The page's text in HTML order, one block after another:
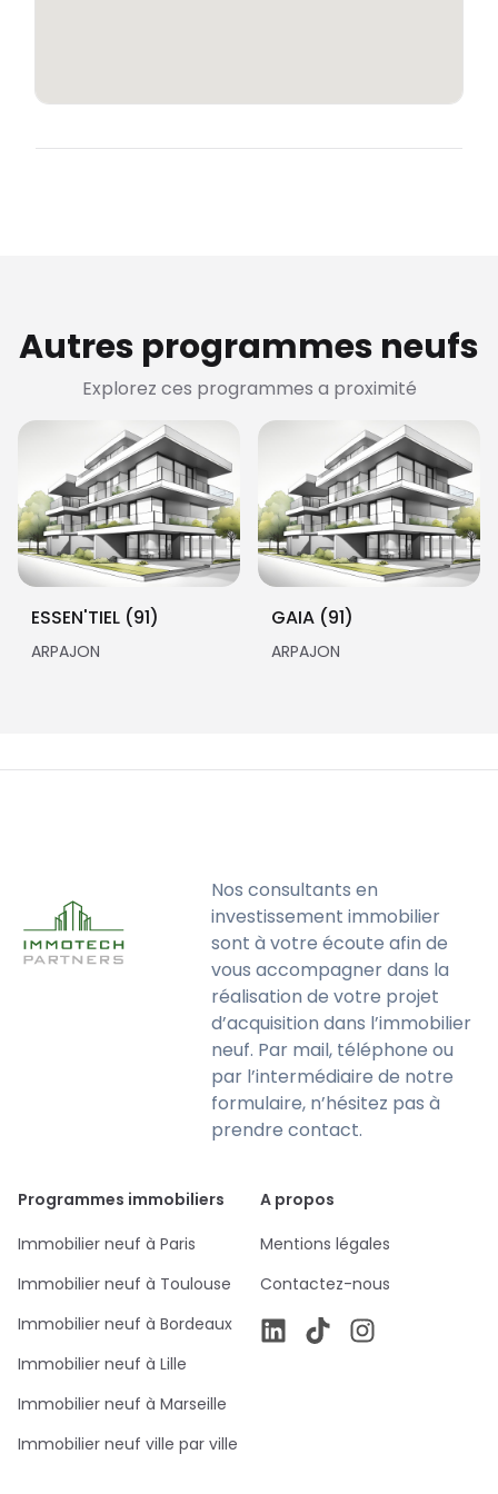
Autres programmes neufs
Explorez ces programmes a proximité
ESSEN'TIEL (91)
ARPAJON
GAIA (91)
ARPAJON
Nos consultants en
investissement immobilier
sont à votre écoute afin de
vous accompagner dans la
réalisation de votre projet
d’acquisition dans l’immobilier
neuf. Par mail, téléphone ou
par l’intermédiaire de notre
formulaire, n’hésitez pas à
prendre contact.
Programmes immobiliers
Immobilier neuf à Paris
Immobilier neuf à Toulouse
Immobilier neuf à Bordeaux
Immobilier neuf à Lille
Immobilier neuf à Marseille
Immobilier neuf ville par ville
A propos
Mentions légales
Contactez-nous